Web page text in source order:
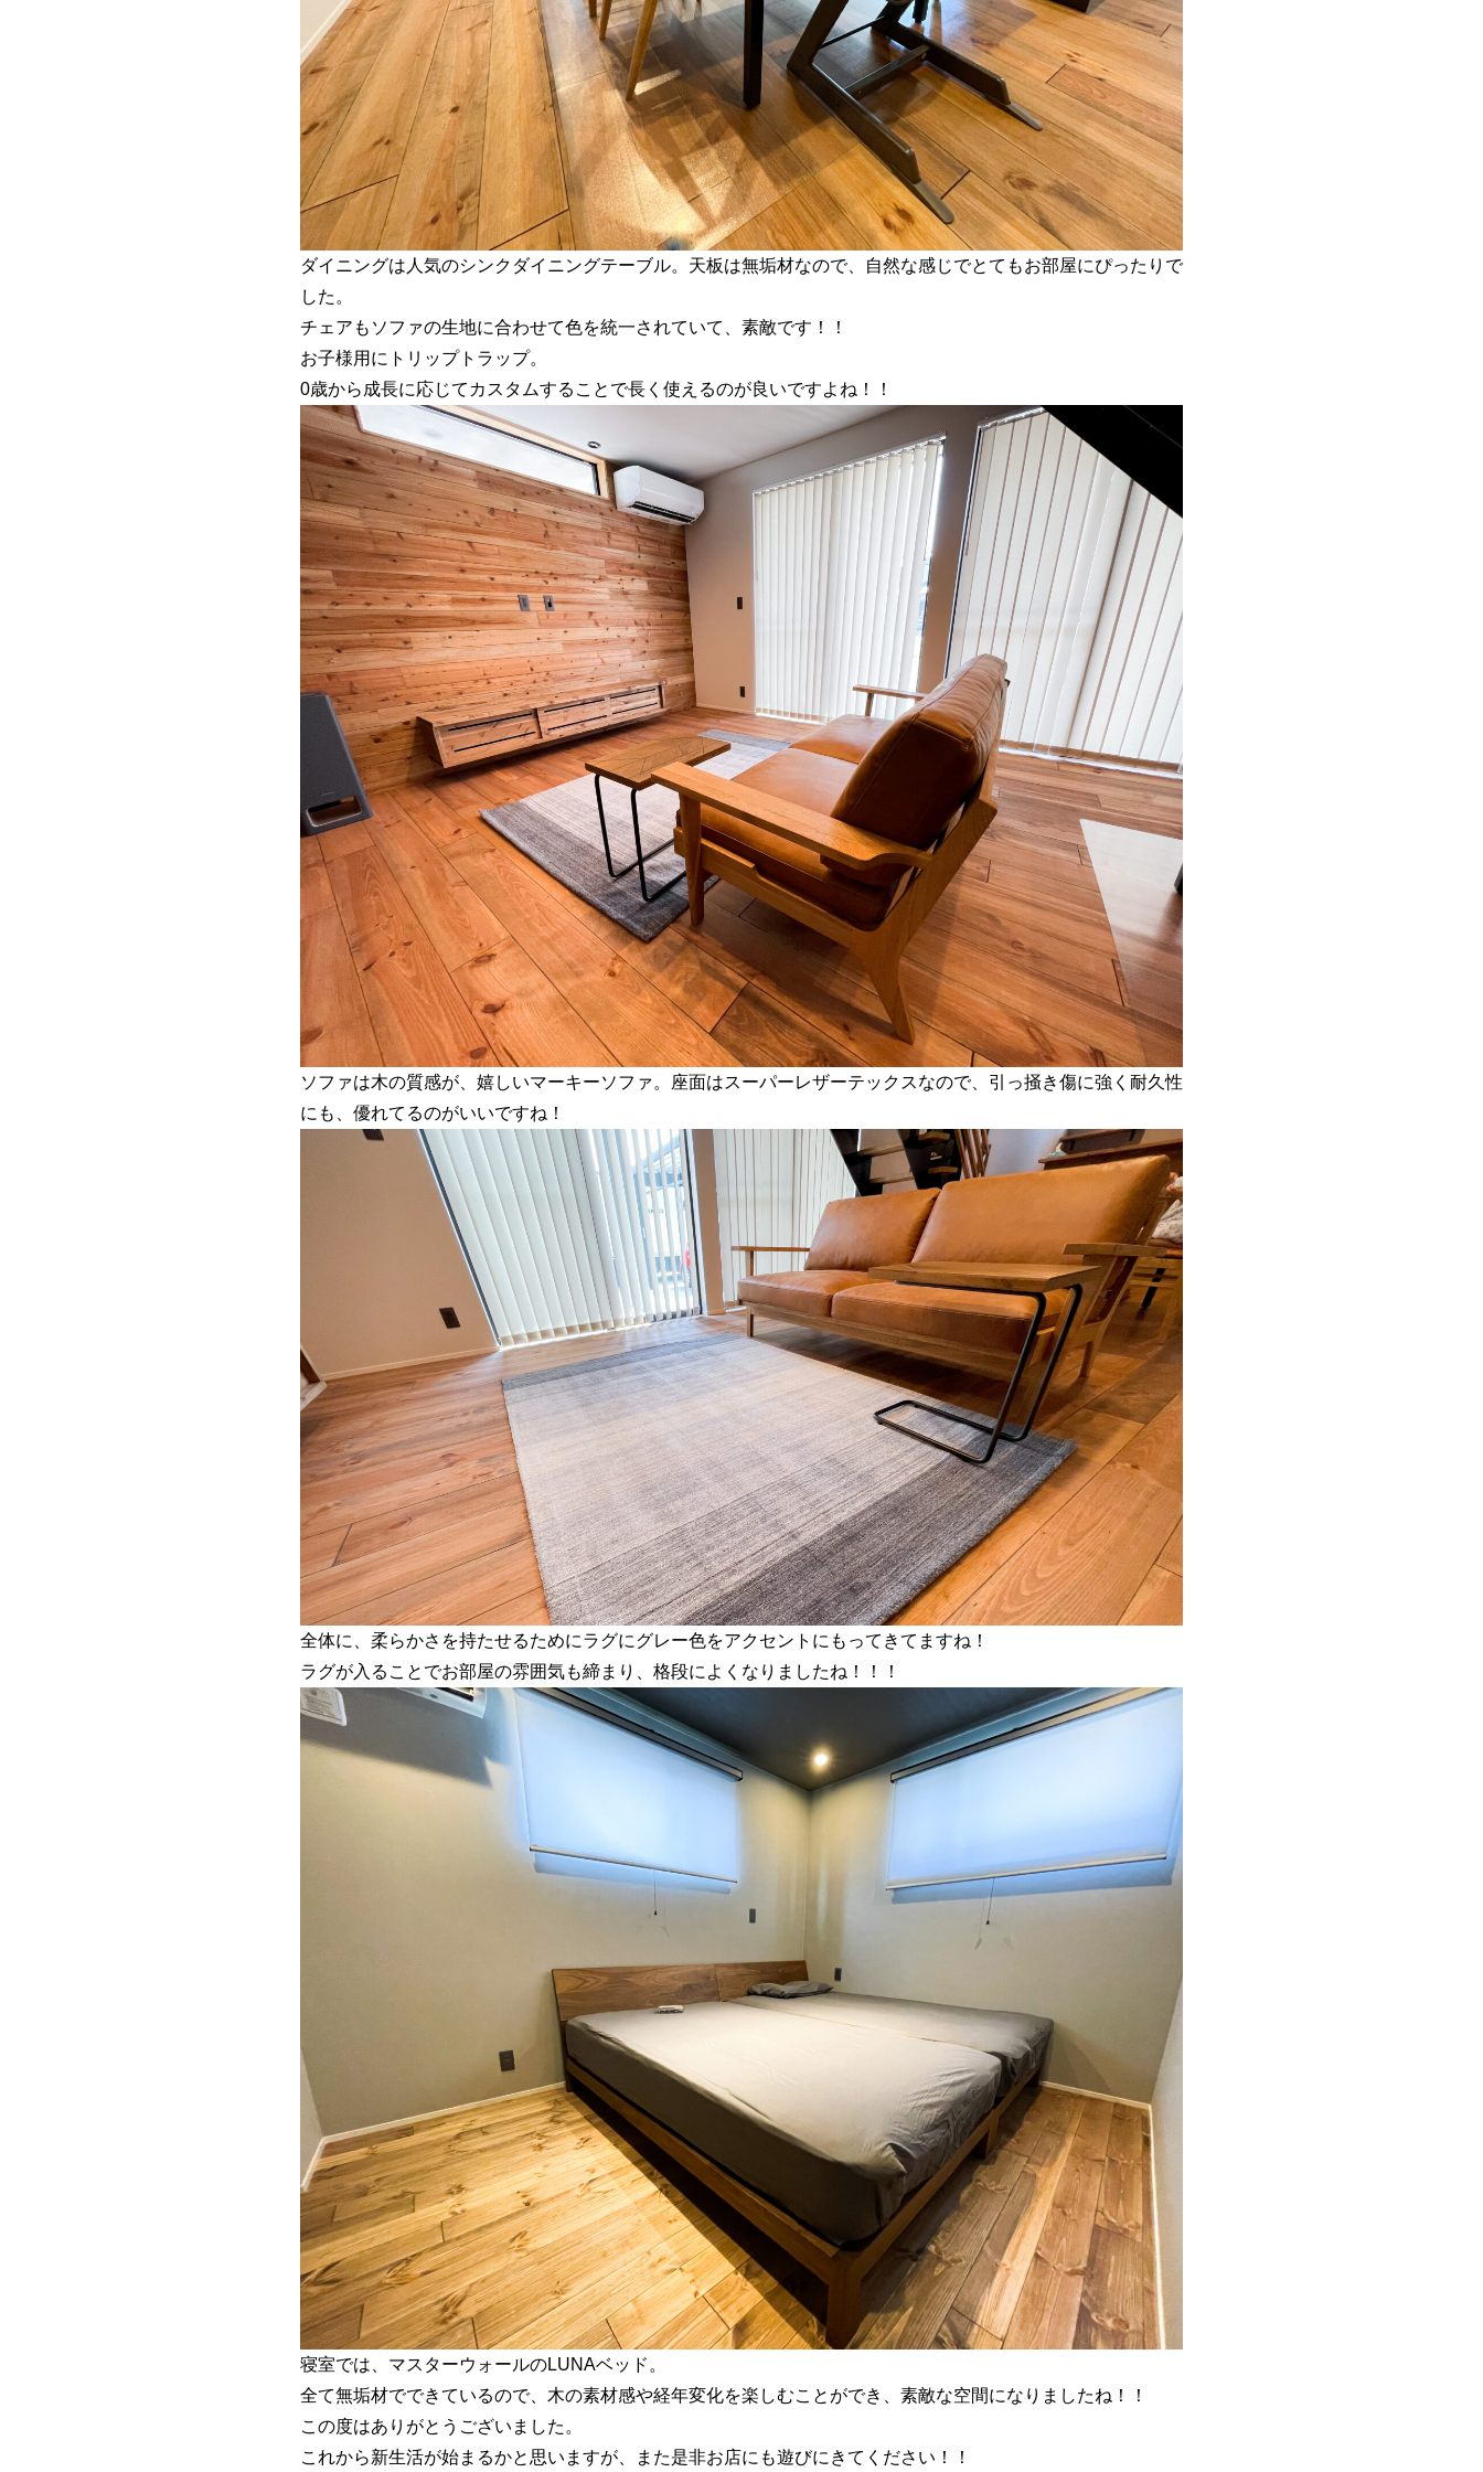
ダイニングは人気のシンクダイニングテーブル。天板は無垢材なので、自然な感じでとてもお部屋にぴったりで
した。
チェアもソファの生地に合わせて色を統一されていて、素敵です！！
お子様用にトリップトラップ。
0歳から成長に応じてカスタムすることで長く使えるのが良いですよね！！
ソファは木の質感が、嬉しいマーキーソファ。座面はスーパーレザーテックスなので、引っ掻き傷に強く耐久性
にも、優れてるのがいいですね！
全体に、柔らかさを持たせるためにラグにグレー色をアクセントにもってきてますね！
ラグが入ることでお部屋の雰囲気も締まり、格段によくなりましたね！！！
寝室では、マスターウォールのLUNAベッド。
全て無垢材でできているので、木の素材感や経年変化を楽しむことができ、素敵な空間になりましたね！！
この度はありがとうございました。
これから新生活が始まるかと思いますが、また是非お店にも遊びにきてください！！